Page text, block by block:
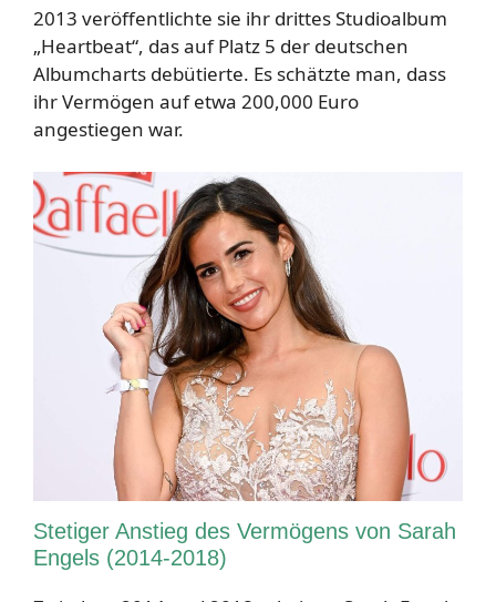
2013 veröffentlichte sie ihr drittes Studioalbum
„Heartbeat“, das auf Platz 5 der deutschen
Albumcharts debütierte. Es schätzte man, dass
ihr Vermögen auf etwa 200,000 Euro
angestiegen war.
Stetiger Anstieg des Vermögens von Sarah
Engels (2014-2018)